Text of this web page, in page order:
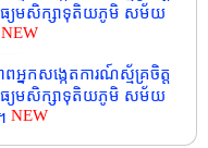
មធ្យមសិក្សាទុតិយភូមិ សម័យ
NEW
នកសង្កេតការណ៍ស្ម័គ្រចិត្ត
មធ្យមសិក្សាទុតិយភូមិ សម័យ
NEW